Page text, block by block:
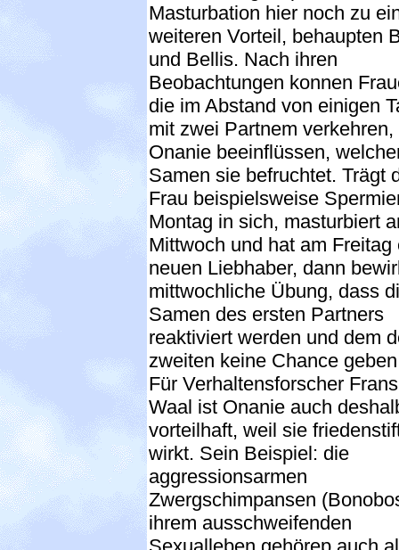
Masturbation hier noch zu
weiteren Vorteil, behaupten
und Bellis. Nach ihren
Beobachtungen konnen
die im Abstand von einigen
mit zwei Partnem verkehren,
Onanie beeinflüssen,
Samen sie befruchtet. Trägt
Frau beispielsweise
Montag in sich, masturbiert
Mittwoch und hat am Freitag
neuen Liebhaber, dann
mittwochliche Übung, dass
Samen des ersten Partners
reaktiviert werden und dem
zweiten keine Chance
Für Verhaltensforscher
Waal ist Onanie auch
vorteilhaft, weil sie
wirkt. Sein Beispiel: die
aggressionsarmen
Zwergschimpansen
ihrem ausschweifenden
Sexualleben gehörep auch